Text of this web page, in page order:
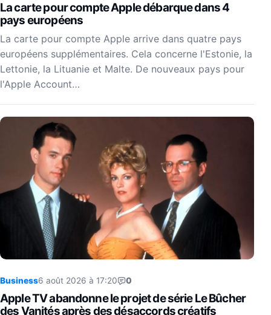
La carte pour compte Apple débarque dans 4
pays européens
La carte pour compte Apple arrive dans quatre pays
européens supplémentaires. Cela concerne l'Estonie, la
Lettonie, la Lituanie et Malte. De nouveaux pays pour
l'Apple Account…
Business6 août 2026 à 17:20 0
Apple TV abandonne le projet de série Le Bûcher
des Vanités après des désaccords créatifs